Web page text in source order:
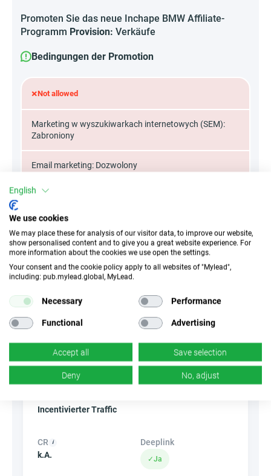
Promoten Sie das neue Inchape BMW Affiliate-
Programm Provision: Verkäufe
Bedingungen der Promotion
×Not allowed
Marketing w wyszukiwarkach internetowych (SEM):
Zabroniony
Email marketing: Dozwolony
Strony typu cashback: Dozwolony
Attribute
||Geräte||
Tablet
Verkauf
Traffic-Typ
Incentivierter Traffic
EPC
CR
k.A.
Deeplink
✓Ja
English
We use cookies
We may place these for analysis of our visitor data, to improve our website,
show personalised content and to give you a great website experience. For
more information about the cookies we use open the settings.
Your consent and the cookie policy apply to all websites of "Mylead",
including: pub.mylead.global, MyLead.
Necessary Performance
Functional Advertising
Accept all Save selection
Deny No, adjust